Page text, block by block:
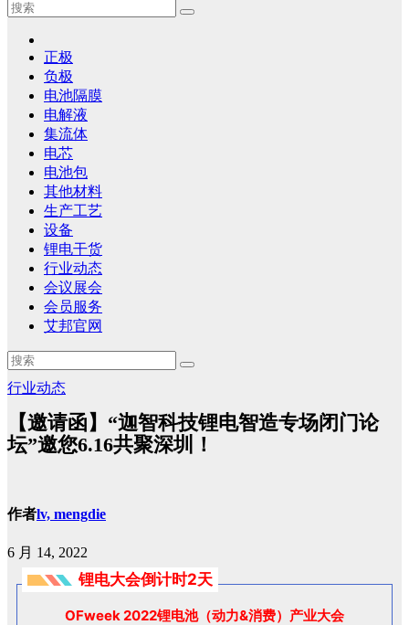
正极
负极
电池隔膜
电解液
集流体
电芯
电池包
其他材料
生产工艺
设备
锂电干货
行业动态
会议展会
会员服务
艾邦官网
行业动态
【邀请函】“迦智科技锂电智造专场闭门论
坛”邀您6.16共聚深圳！
作者lv, mengdie
6 月 14, 2022
锂电大会倒计时2天
OFweek 2022锂电池（动力&消费）产业大会